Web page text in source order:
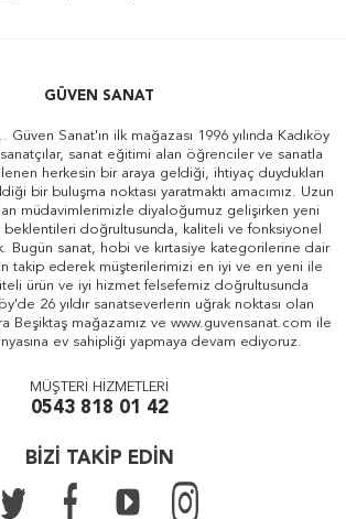
GÜVEN SANAT
Güven Sanat'ın ilk mağazası 1996 yılında Kadıköy
sanat eğitimi alan öğrenciler ve sanatla
herkesin bir araya geldiği, ihtiyaç duydukları
bir buluşma noktası yaratmaktı amacımız. Uzun
müdavimlerimizle diyaloğumuz gelişirken yeni
doğrultusunda, kaliteli ve fonksiyonel
Bugün sanat, hobi ve kırtasiye kategorilerine dair
takip ederek müşterilerimizi en iyi ve en yeni ile
ürün ve iyi hizmet felsefemiz doğrultusunda
26 yıldır sanatseverlerin uğrak noktası olan
Beşiktaş mağazamız ve www.guvensanat.com ile
ev sahipliği yapmaya devam ediyoruz.
MÜŞTERİ HİZMETLERİ
0543 818 01 42
BİZİ TAKİP EDİN